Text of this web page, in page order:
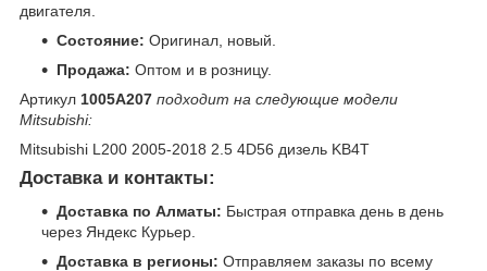
двигателя.
Состояние: Оригинал, новый.
Продажа: Оптом и в розницу.
Артикул 1005A207 подходит на следующие модели
Mitsubishi:
Mitsubishi L200 2005-2018 2.5 4D56 дизель KB4T
Доставка и контакты:
Доставка по Алматы: Быстрая отправка день в день
через Яндекс Курьер.
Доставка в регионы: Отправляем заказы по всему